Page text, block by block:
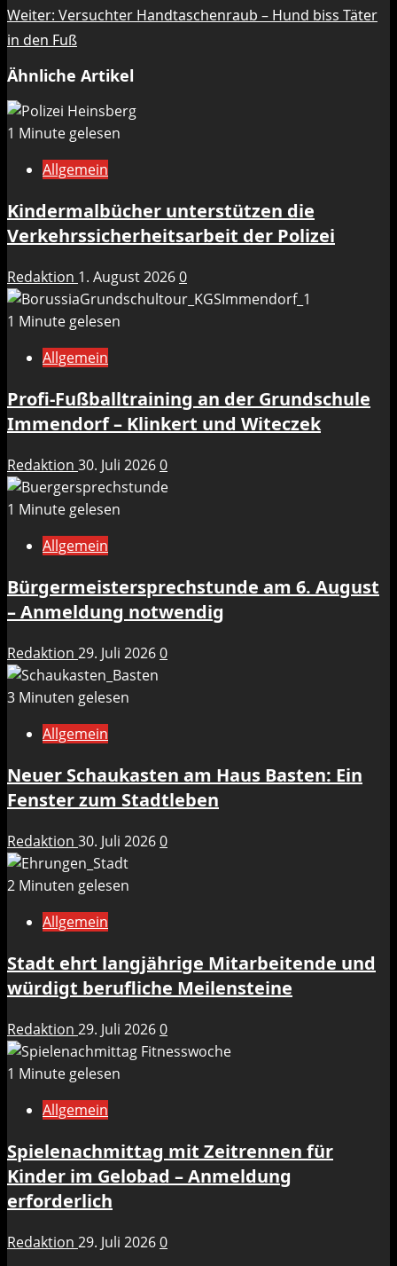
Weiter: Versuchter Handtaschenraub – Hund biss Täter
in den Fuß
Ähnliche Artikel
1 Minute gelesen
Allgemein
Kindermalbücher unterstützen die
Verkehrssicherheitsarbeit der Polizei
Redaktion 1. August 20260
1 Minute gelesen
Allgemein
Profi-Fußballtraining an der Grundschule
Immendorf – Klinkert und Witeczek
Redaktion 30. Juli 20260
1 Minute gelesen
Allgemein
Bürgermeistersprechstunde am 6. August
– Anmeldung notwendig
Redaktion 29. Juli 20260
3 Minuten gelesen
Allgemein
Neuer Schaukasten am Haus Basten: Ein
Fenster zum Stadtleben
Redaktion 30. Juli 20260
2 Minuten gelesen
Allgemein
Stadt ehrt langjährige Mitarbeitende und
würdigt berufliche Meilensteine
Redaktion 29. Juli 20260
1 Minute gelesen
Allgemein
Spielenachmittag mit Zeitrennen für
Kinder im Gelobad – Anmeldung
erforderlich
Redaktion 29. Juli 20260